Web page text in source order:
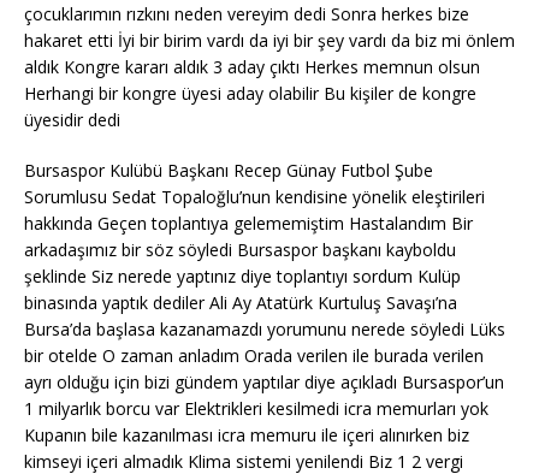
çocuklarımın rızkını neden vereyim dedi Sonra herkes bize
hakaret etti İyi bir birim vardı da iyi bir şey vardı da biz mi önlem
aldık Kongre kararı aldık 3 aday çıktı Herkes memnun olsun
Herhangi bir kongre üyesi aday olabilir Bu kişiler de kongre
üyesidir dedi
Bursaspor Kulübü Başkanı Recep Günay Futbol Şube
Sorumlusu Sedat Topaloğlu’nun kendisine yönelik eleştirileri
hakkında Geçen toplantıya gelememiştim Hastalandım Bir
arkadaşımız bir söz söyledi Bursaspor başkanı kayboldu
şeklinde Siz nerede yaptınız diye toplantıyı sordum Kulüp
binasında yaptık dediler Ali Ay Atatürk Kurtuluş Savaşı’na
Bursa’da başlasa kazanamazdı yorumunu nerede söyledi Lüks
bir otelde O zaman anladım Orada verilen ile burada verilen
ayrı olduğu için bizi gündem yaptılar diye açıkladı Bursaspor’un
1 milyarlık borcu var Elektrikleri kesilmedi icra memurları yok
Kupanın bile kazanılması icra memuru ile içeri alınırken biz
kimseyi içeri almadık Klima sistemi yenilendi Biz 1 2 vergi